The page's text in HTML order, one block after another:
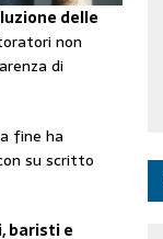
delle
non
di
fine ha
su scritto
baristi e